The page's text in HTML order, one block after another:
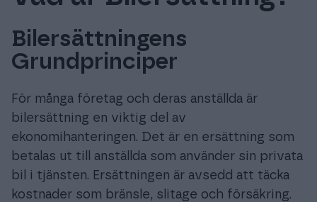
Prova gratis
Logga in
Bilersättningens
Grundprinciper
För många företag och deras anställda är
bilersättning en viktig del av
ekonomihanteringen. Det är en ersättning som
betalas ut till anställda som använder sin privata
bil i tjänsten. Ersättningen är avsedd att täcka
kostnader som bränsle, slitage och försäkring.